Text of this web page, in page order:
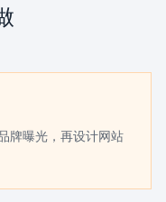
牌曝光，再设计网站